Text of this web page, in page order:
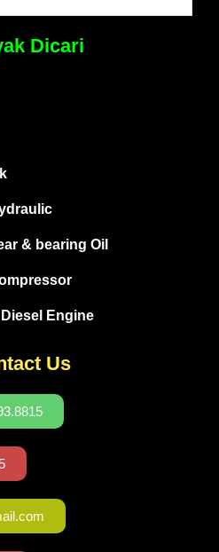
Dicari
& bearing Oil
Engine
Us